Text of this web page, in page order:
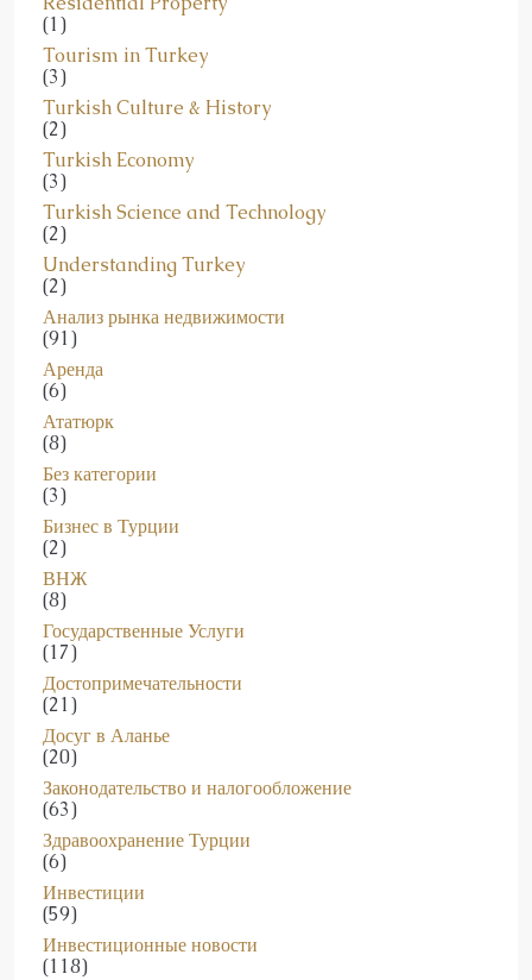
(1)
Tourism in Turkey
(3)
Turkish Culture & History
(2)
Turkish Economy
(3)
Turkish Science and Technology
(2)
Understanding Turkey
(2)
Анализ рынка недвижимости
(91)
Аренда
(6)
Ататюрк
(8)
Без категории
(3)
Бизнес в Турции
(2)
ВНЖ
(8)
Государственные Услуги
(17)
Достопримечательности
(21)
Досуг в Аланье
(20)
Законодательство и налогообложение
(63)
Здравоохранение Турции
(6)
Инвестиции
(59)
Инвестиционные новости
(118)